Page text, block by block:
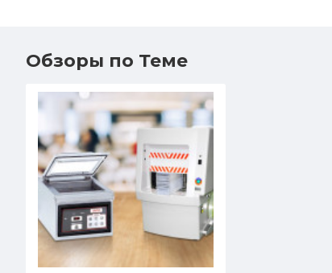
Обзоры по Теме